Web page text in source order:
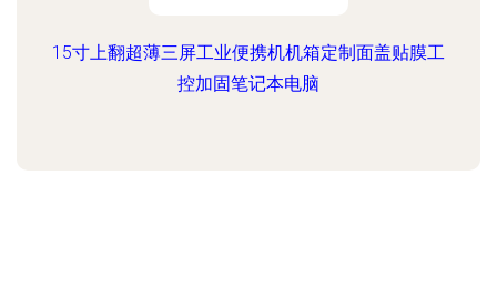
15寸上翻超薄三屏工业便携机机箱定制面盖贴膜工
控加固笔记本电脑